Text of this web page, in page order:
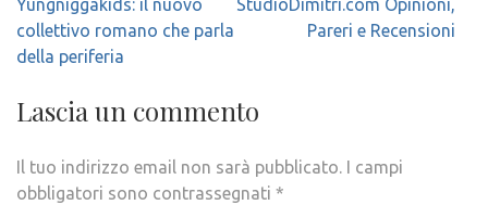
articoli
Yungniggakids: il nuovo
collettivo romano che parla
della periferia
StudioDimitri.com Opinioni,
Pareri e Recensioni
Lascia un commento
Il tuo indirizzo email non sarà pubblicato. I campi
obbligatori sono contrassegnati *